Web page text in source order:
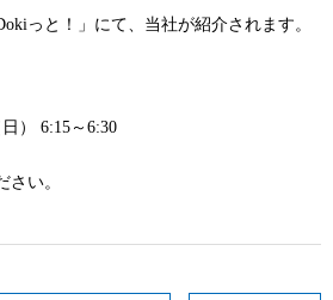
っと！」にて、当社が紹介されます。
） 6:15～6:30
さい。